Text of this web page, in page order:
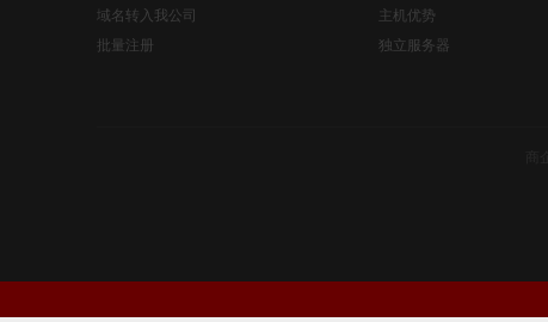
域名转入我公司
批量注册
主机优势
独立服务器